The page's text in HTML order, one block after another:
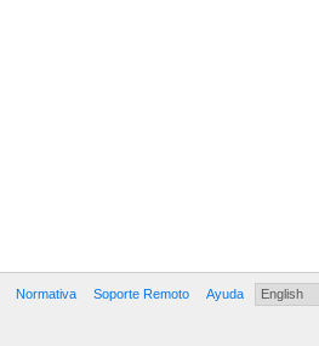
Normativa Soporte Remoto Ayuda